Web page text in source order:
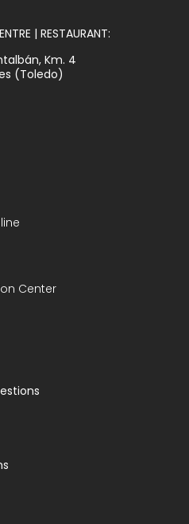
| RESTAURANT:
Km. 4
(Toledo)
Center